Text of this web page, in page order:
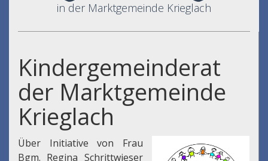
in der Marktgemeinde Krieglach
Kindergemeinderat
der Marktgemeinde
Krieglach
Über Initiative von Frau
Bgm. Regina Schrittwieser